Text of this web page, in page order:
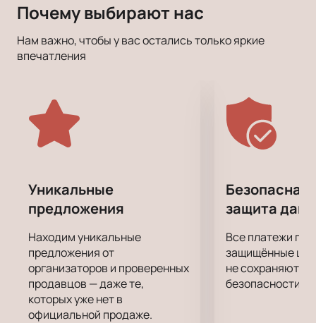
Почему выбирают нас
Нам важно, чтобы у вас остались только яркие
впечатления
Уникальные
предложения
Находим уникальные
предложения от
организаторов и проверенных
продавцов — даже те,
которых уже нет в
официальной продаже.
Безопасная
защита
Все платежи
защищённые
не сохраняются
безопасности.